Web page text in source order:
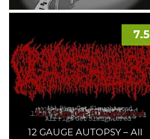
12 GAUGE AUTOPSY – All
7.5